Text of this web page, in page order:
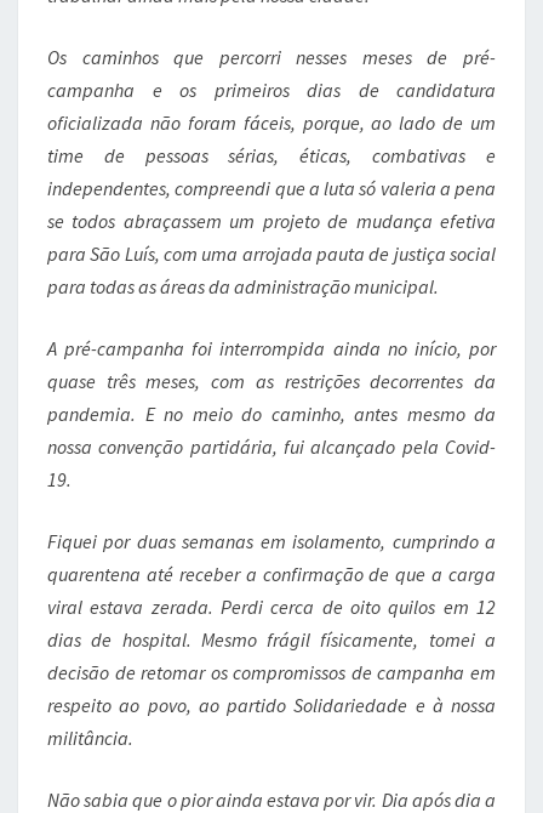
Os caminhos que percorri nesses meses de pré-
campanha e os primeiros dias de candidatura
oficializada não foram fáceis, porque, ao lado de um
time de pessoas sérias, éticas, combativas e
independentes, compreendi que a luta só valeria a pena
se todos abraçassem um projeto de mudança efetiva
para São Luís, com uma arrojada pauta de justiça social
para todas as áreas da administração municipal.
A pré-campanha foi interrompida ainda no início, por
quase três meses, com as restrições decorrentes da
pandemia. E no meio do caminho, antes mesmo da
nossa convenção partidária, fui alcançado pela Covid-
19.
Fiquei por duas semanas em isolamento, cumprindo a
quarentena até receber a confirmação de que a carga
viral estava zerada. Perdi cerca de oito quilos em 12
dias de hospital. Mesmo frágil físicamente, tomei a
decisão de retomar os compromissos de campanha em
respeito ao povo, ao partido Solidariedade e à nossa
militância.
Não sabia que o pior ainda estava por vir. Dia após dia a